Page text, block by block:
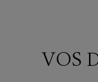
VOS